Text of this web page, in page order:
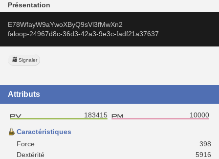
Présentation
E78WfayW9aYwoXByQ9sVl3fMwXn2
faloop-24967d8c-36d3-42a3-9e3c-fadf21a37637
Signaler
Attributs
183415 10000
Caractéristiques
Force
398
Dextérité
5916